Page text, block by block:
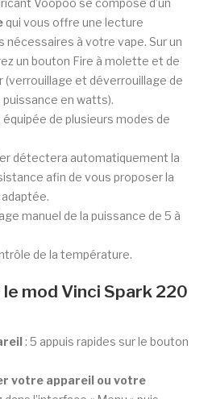
Voopoo se compose d’un
qui vous offre une lecture
à votre vape. Sur un
un bouton Fire à molette et de
(verrouillage et déverrouillage de
en watts).
de plusieurs modes de
détectera automatiquement la
afin de vous proposer la
manuel de la puissance de 5 à
de la température.
mod Vinci Spark 220
: 5 appuis rapides sur le bouton
votre appareil ou votre